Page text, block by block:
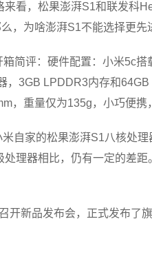
来看，松果澎湃S1和联发科
，为啥澎湃S1不能选择更先
箱简评：硬件配置：小米5c
，3GB LPDDR3内存和
，重量仅为135g，小巧便携
自家的松果澎湃S1八核处
处理器相比，仍有一定的差
开新品发布会，正式发布了